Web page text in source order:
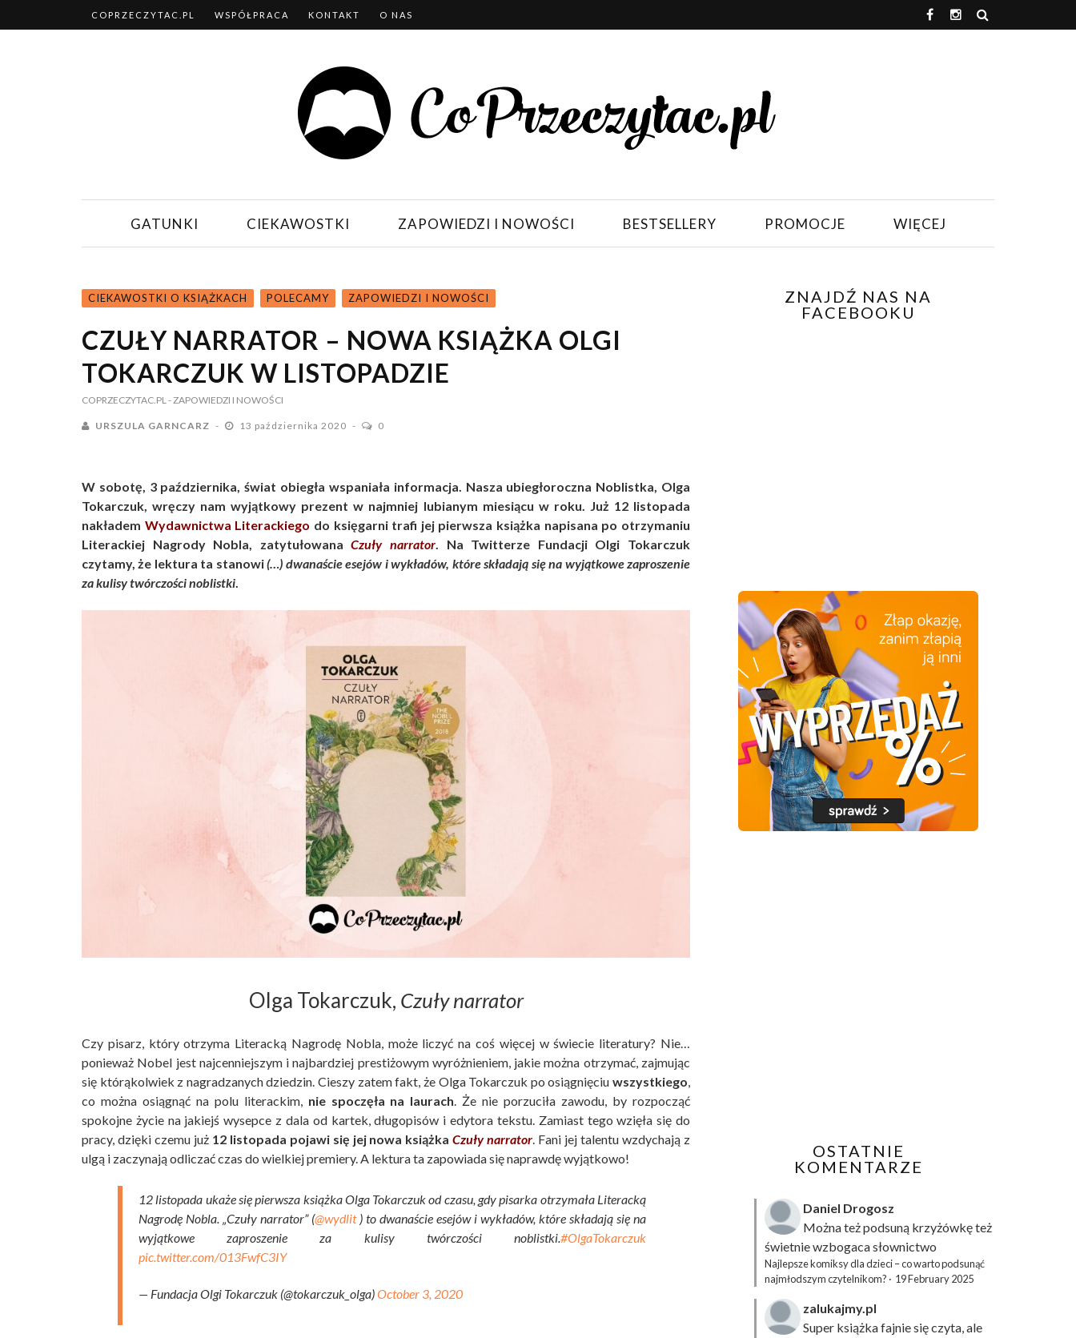
COPRZECZYTAC.PL WSPÓŁPRACA KONTAKT O NAS
GATUNKI CIEKAWOSTKI ZAPOWIEDZI I NOWOŚCI BESTSELLERY PROMOCJE WIĘCEJ
CIEKAWOSTKI O KSIĄŻKACH POLECAMY ZAPOWIEDZI I NOWOŚCI
CZUŁY NARRATOR – NOWA KSIĄŻKA OLGI
TOKARCZUK W LISTOPADZIE
COPRZECZYTAC.PL- ZAPOWIEDZI I NOWOŚCI
URSZULA GARNCARZ 13 października 2020 0
W sobotę, 3 października, świat obiegła wspaniała informacja. Nasza ubiegłoroczna Noblistka, Olga
Tokarczuk, wręczy nam wyjątkowy prezent w najmniej lubianym miesiącu w roku. Już 12 listopada
nakładem Wydawnictwa Literackiego do księgarni trafi jej pierwsza książka napisana po otrzymaniu
Literackiej Nagrody Nobla, zatytułowana Czuły narrator. Na Twitterze Fundacji Olgi Tokarczuk
czytamy, że lektura ta stanowi(…) dwanaście esejów i wykładów, które składają się na wyjątkowe zaproszenie
za kulisy twórczości noblistki.
Olga Tokarczuk, Czuły narrator
Czy pisarz, który otrzyma Literacką Nagrodę Nobla, może liczyć na coś więcej w świecie literatury? Nie…
ponieważ Nobel jest najcenniejszym i najbardziej prestiżowym wyróżnieniem, jakie można otrzymać, zajmując
się którąkolwiek z nagradzanych dziedzin. Cieszy zatem fakt, że Olga Tokarczuk po osiągnięciu wszystkiego,
co można osiągnąć na polu literackim, nie spoczęła na laurach. Że nie porzuciła zawodu, by rozpocząć
spokojne życie na jakiejś wysepce z dala od kartek, długopisów i edytora tekstu. Zamiast tego wzięła się do
pracy, dzięki czemu już 12 listopada pojawi się jej nowa książka Czuły narrator. Fani jej talentu wzdychają z
ulgą i zaczynają odliczać czas do wielkiej premiery. A lektura ta zapowiada się naprawdę wyjątkowo!
12 listopada ukaże się pierwsza książka Olga Tokarczuk od czasu, gdy pisarka otrzymała Literacką
Nagrodę Nobla. „Czuły narrator” (@wydlit) to dwanaście esejów i wykładów, które składają się na
wyjątkowe zaproszenie za kulisy twórczości noblistki.#OlgaTokarczuk
pic.twitter.com/013FwfC3IY
— Fundacja Olgi Tokarczuk (@tokarczuk_olga)October 3, 2020
ZNAJDŹ NAS NA
FACEBOOKU
OSTATNIE
KOMENTARZE
Daniel Drogosz
Można też podsuną krzyżówkęteż
świetnie wzbogaca słownictwo
Najlepsze komiksy dla dzieci – co warto podsunąć
najmłodszym czytelnikom? · 19 February 2025
zalukajmy.pl
Super książka fajnie się czyta, ale